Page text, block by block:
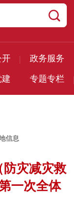
开 政务服务
专题专栏
信息
防灾减灾救
一次全体